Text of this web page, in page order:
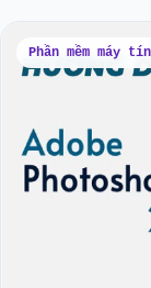
Phần mềm máy